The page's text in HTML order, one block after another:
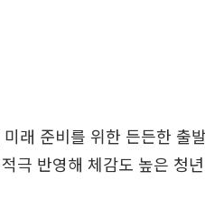
래 준비를 위한 든든한 출
극 반영해 체감도 높은 청